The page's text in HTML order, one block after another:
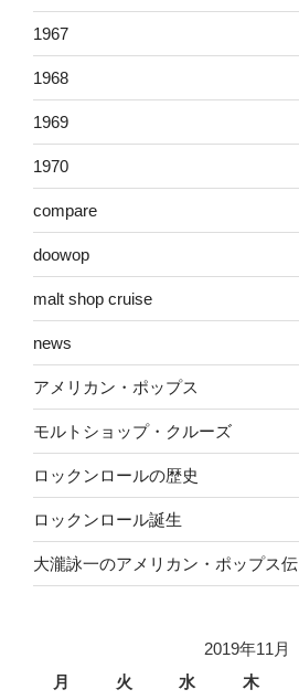
1967
1968
1969
1970
compare
doowop
malt shop cruise
news
アメリカン・ポップス
モルトショップ・クルーズ
ロックンロールの歴史
ロックンロール誕生
大瀧詠一のアメリカン・ポップス伝
2019年11月
月
火 水 木